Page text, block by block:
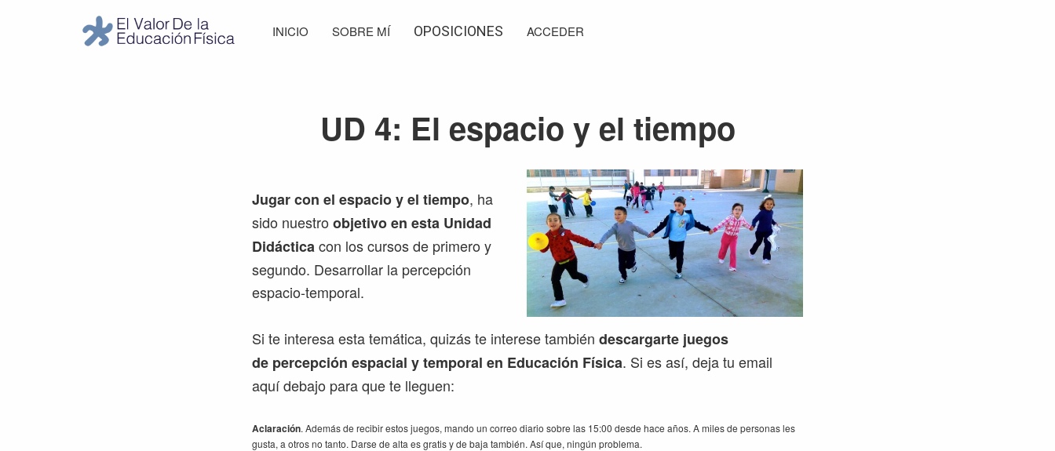
INICIO SOBRE MÍ OPOSICIONES ACCEDER
UD 4: El espacio y el tiempo
Jugar con el espacio y el tiempo, ha
sido nuestro objetivo en esta Unidad
Didácticacon los cursos de primero y
segundo. Desarrollar la percepción
espacio-temporal.
Si te interesa esta temática, quizás te interese también descargarte juegos
de percepción espacial y temporal en Educación Física. Si es así, deja tu email
aquí debajo para que te lleguen:
Aclaración. Además de recibir estos juegos, mando un correo diario sobre las 15:00 desde hace años. A miles de personas les
gusta, a otros no tanto. Darse de alta es gratis y de baja también. Así que, ningún problema.